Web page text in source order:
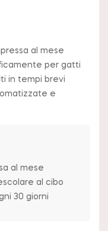
al mese
per gatti
in tempi brevi
e
al mese
al cibo
30 giorni